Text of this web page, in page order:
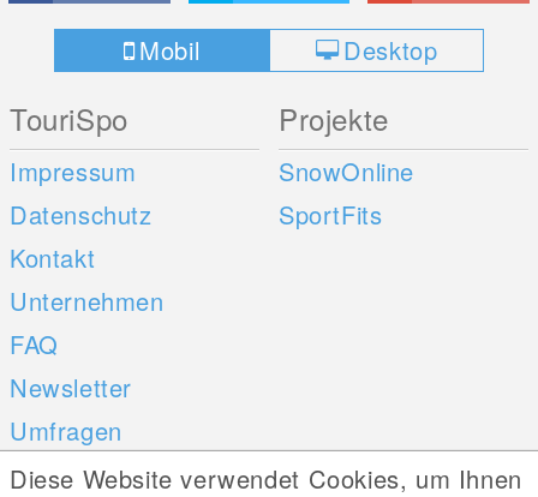
Mobil Desktop
TouriSpo
Impressum
Datenschutz
Kontakt
Unternehmen
FAQ
Newsletter
Umfragen
Projekte
SnowOnline
SportFits
Diese Website verwendet Cookies, um Ihnen